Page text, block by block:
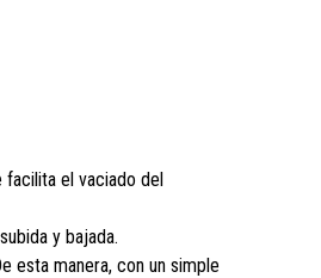
facilita el vaciado del
y bajada.
esta manera, con un simple